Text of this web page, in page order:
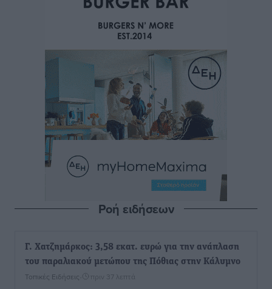
Ροή ειδήσεων
Γ. Χατζημάρκος: 3,58 εκατ. ευρώ για την ανάπλαση
του παραλιακού μετώπου της Πόθιας στην Κάλυμνο
Τοπικές Ειδήσεις πριν 37 λεπτά